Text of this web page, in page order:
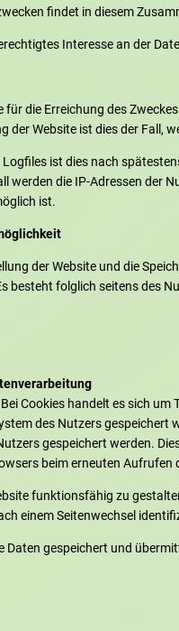
findet in diesem
Interesse an der
für die Erreichung des
der Website ist dies der Fall,
ist dies nach
werden die IP-Adressen der
ist.
der Website und die
besteht folglich seitens des
Cookies handelt es sich
des Nutzers gespeichert
gespeichert werden.
beim erneuten Aufrufen
funktionsfähig zu
einem Seitenwechsel
Daten gespeichert und